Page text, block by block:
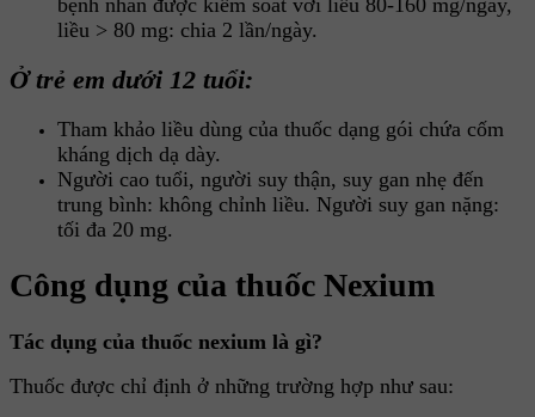
liều > 80 mg: chia 2 lần/ngày.
Ở trẻ em dưới 12 tuổi:
Tham khảo liều dùng của thuốc dạng gói chứa cốm
kháng dịch dạ dày.
Người cao tuổi, người suy thận, suy gan nhẹ đến
trung bình: không chỉnh liều. Người suy gan nặng:
tối đa 20 mg.
Công dụng của thuốc Nexium
Tác dụng của thuốc nexium là gì?
Thuốc được chỉ định ở những trường hợp như sau: